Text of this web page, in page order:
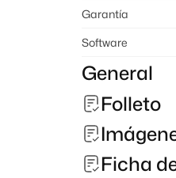
Garantía
Software
General
Folleto
Ficha